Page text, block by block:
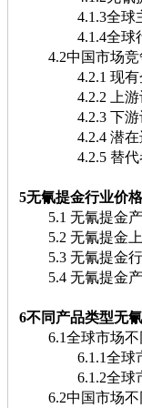
4.1.3全球主要
4.1.4全球行业
4.2中国市场竞
4.2.1 现有企
4.2.2 上游议
4.2.3 下游议
4.2.4 潜在
4.2.5 替代
5无氰提金行业价格
5.1 无氰提金产
5.2 无氰提金上
5.3 无氰提金行
5.4 无氰提金产
6不同产品类型无
6.1全球市场不
6.1.1全球市场
6.1.2全球市场
6.2中国市场不